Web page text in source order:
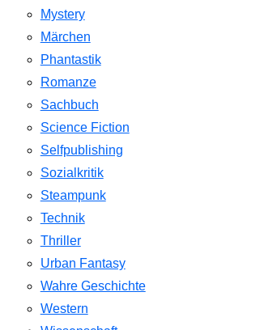
Mystery
Märchen
Phantastik
Romanze
Sachbuch
Science Fiction
Selfpublishing
Sozialkritik
Steampunk
Technik
Thriller
Urban Fantasy
Wahre Geschichte
Western